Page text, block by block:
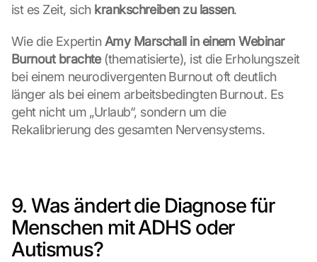
ist es Zeit, sich krankschreiben zu lassen.
Wie die Expertin Amy Marschall in einem Webinar
Burnout brachte (thematisierte), ist die Erholungszeit
bei einem neurodivergenten Burnout oft deutlich
länger als bei einem arbeitsbedingten Burnout. Es
geht nicht um „Urlaub“, sondern um die
Rekalibrierung des gesamten Nervensystems.
9. Was ändert die Diagnose für
Menschen mit ADHS oder
Autismus?
a
f
d
i
e
s
n
t
z
c